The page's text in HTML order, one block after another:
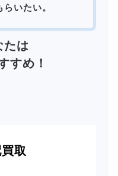
いたい。
たは
すめ！
取